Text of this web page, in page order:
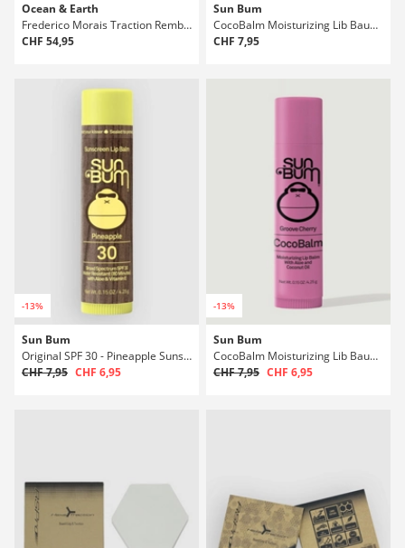
Ocean & Earth
Frederico Morais Traction Rembourrage
CHF 54,95
Sun Bum
CocoBalm Moisturizing Lib Baume
CHF 7,95
-13%
Sun Bum
Original SPF 30 - Pineapple Sunscreen Lip Baume
CHF 7,95 CHF 6,95
-13%
Sun Bum
CocoBalm Moisturizing Lib Baume
CHF 7,95 CHF 6,95